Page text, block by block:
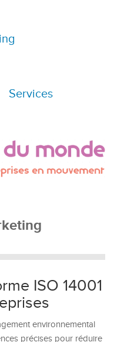
Services
ISO 14001
environnemental
précises pour réduire